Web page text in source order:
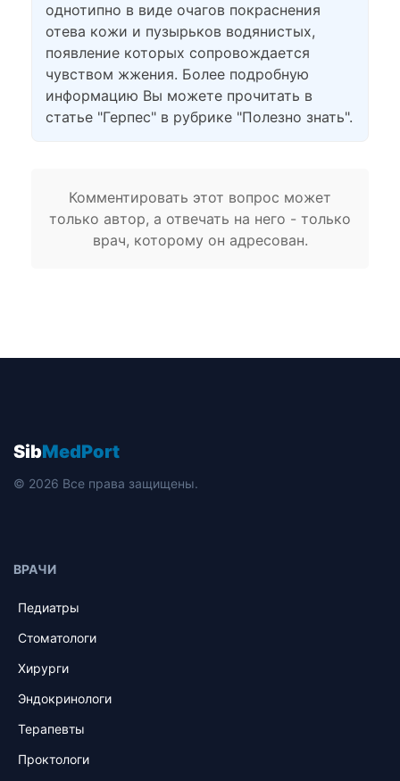
однотипно в виде очагов покраснения
отева кожи и пузырьков водянистых,
появление которых сопровождается
чувством жжения. Более подробную
информацию Вы можете прочитать в
статье "Герпес" в рубрике "Полезно знать".
Комментировать этот вопрос может
только автор, а отвечать на него - только
врач, которому он адресован.
SibMedPort
© 2026 Все права защищены.
ВРАЧИ
Педиатры
Стоматологи
Хирурги
Эндокринологи
Терапевты
Проктологи